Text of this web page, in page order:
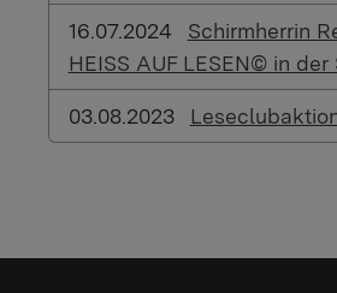
16.07.2024
Schirmherrin
HEISS AUF LESEN© in
03.08.2023